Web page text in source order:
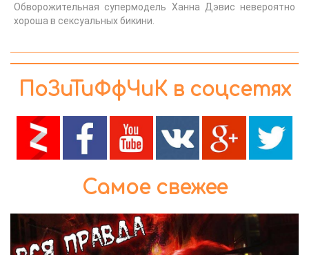
Обворожительная супермодель Ханна Дэвис невероятно
хороша в сексуальных бикини.
ПоЗиТиФфЧиК в соцсетях
Самое свежее